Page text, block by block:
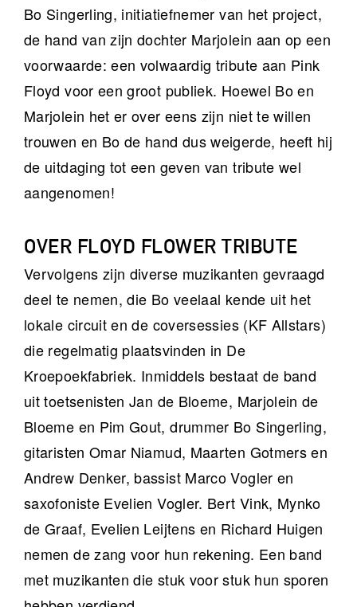
Bo Singerling, initiatiefnemer van het project,
de hand van zijn dochter Marjolein aan op een
voorwaarde: een volwaardig tribute aan Pink
Floyd voor een groot publiek. Hoewel Bo en
Marjolein het er over eens zijn niet te willen
trouwen en Bo de hand dus weigerde, heeft hij
de uitdaging tot een geven van tribute wel
aangenomen!
OVER FLOYD FLOWER TRIBUTE
Vervolgens zijn diverse muzikanten gevraagd
deel te nemen, die Bo veelaal kende uit het
lokale circuit en de coversessies (KF Allstars)
die regelmatig plaatsvinden in De
Kroepoekfabriek. Inmiddels bestaat de band
uit toetsenisten Jan de Bloeme, Marjolein de
Bloeme en Pim Gout, drummer Bo Singerling,
gitaristen Omar Niamud, Maarten Gotmers en
Andrew Denker, bassist Marco Vogler en
saxofoniste Evelien Vogler. Bert Vink, Mynko
de Graaf, Evelien Leijtens en Richard Huigen
nemen de zang voor hun rekening. Een band
met muzikanten die stuk voor stuk hun sporen